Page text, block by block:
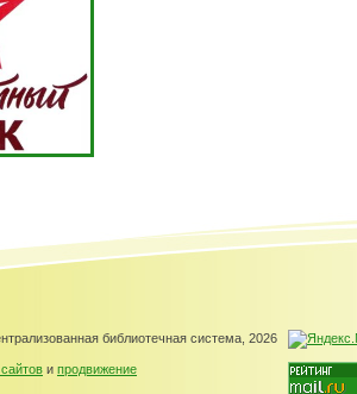
библиотечная система, 2026
и продвижение